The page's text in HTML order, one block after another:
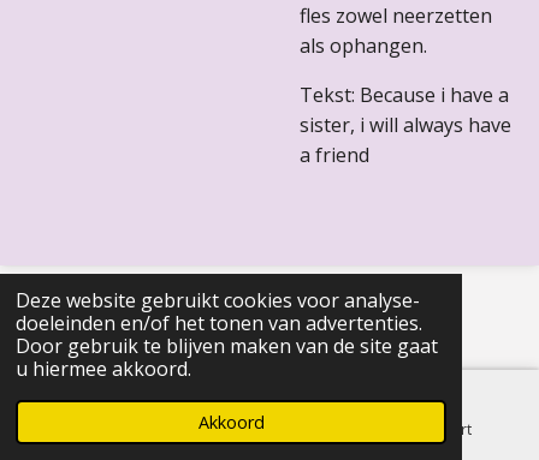
Deze website gebruikt cookies voor analyse-
doeleinden en/of het tonen van advertenties.
Door gebruik te blijven maken van de site gaat
u hiermee akkoord.
Akkoord
fles zowel neerzetten
als ophangen.
Tekst: Because i have a
sister, i will always have
a friend
© 2022 - 2026 Healing Happiness
Telefoonnummer Kaart